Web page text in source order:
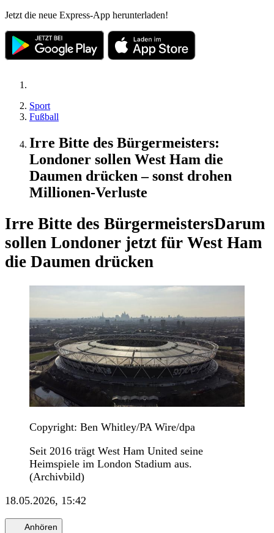
Jetzt die neue Express-App herunterladen!
Sport
Fußball
Irre Bitte des Bürgermeisters:
Londoner sollen West Ham die
Daumen drücken – sonst drohen
Millionen-Verluste
Irre Bitte des BürgermeistersDarum
sollen Londoner jetzt für West Ham
die Daumen drücken
Copyright: Ben Whitley/PA Wire/dpa
Seit 2016 trägt West Ham United seine
Heimspiele im London Stadium aus.
(Archivbild)
18.05.2026, 15:42
Anhören